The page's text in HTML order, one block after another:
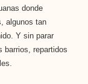
donde
algunos tan
Y sin parar
barrios, repartidos